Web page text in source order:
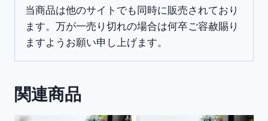
ト）
個
当商品は他のサイトでも同時に販売されており
ます。万が一売り切れの場合は何卒ご容赦賜り
ますようお願い申し上げます。
関連商品